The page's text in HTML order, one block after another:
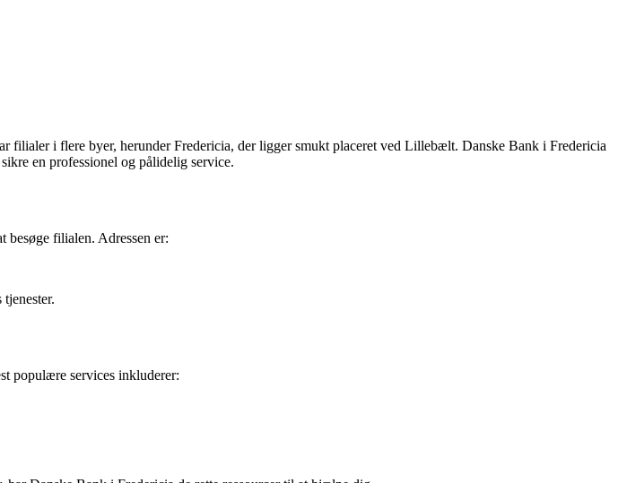
filialer i flere byer, herunder Fredericia, der ligger smukt placeret ved Lillebælt. Danske Bank i Fredericia
en professionel og pålidelig service.
besøge filialen. Adressen er:
populære services inkluderer: